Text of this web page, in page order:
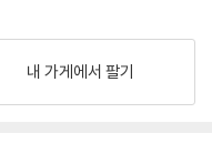
내 가게에서 팔기